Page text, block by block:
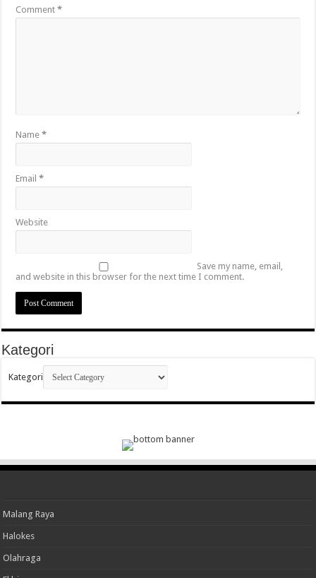
Comment*
Name*
Email*
Website
Save my name, email,
and website in this browser for the next time I comment.
Kategori
Kategori
Malang Raya
Halokes
Olahraga